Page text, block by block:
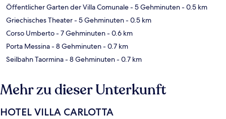
Öffentlicher Garten der Villa Comunale- 5 Gehminuten- 0.5 km
Griechisches Theater- 5 Gehminuten- 0.5 km
Corso Umberto- 7 Gehminuten- 0.6 km
Porta Messina- 8 Gehminuten- 0.7 km
Seilbahn Taormina- 8 Gehminuten- 0.7 km
Mehr zu dieser Unterkunft
HOTEL VILLA CARLOTTA